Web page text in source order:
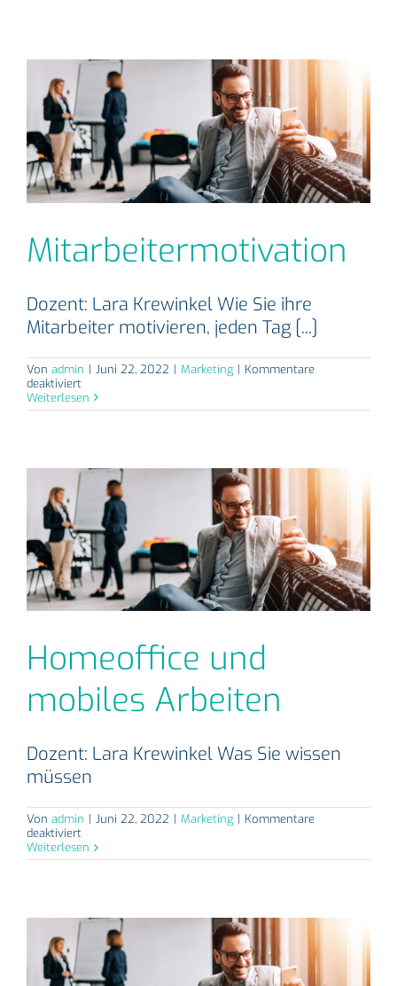
Mitarbeitermotivation
Dozent: Lara Krewinkel Wie Sie ihre
Mitarbeiter motivieren, jeden Tag [...]
Von admin | Juni 22, 2022 | Marketing | Kommentare
deaktiviertfür
Mitarbeitermotivation
Weiterlesen
Homeoffice und
mobiles Arbeiten
Dozent: Lara Krewinkel Was Sie wissen
müssen
Von admin | Juni 22, 2022 | Marketing | Kommentare
deaktiviertfür
Homeoffice
und
Weiterlesen